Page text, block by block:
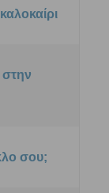
σου;